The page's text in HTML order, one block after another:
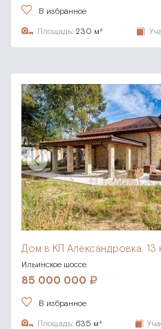
В избранное
Площадь: 230 м²
Дом в КП Александровка, 13
Ильинское шоссе
85 000 000
В избранное
Площадь: 635 м²